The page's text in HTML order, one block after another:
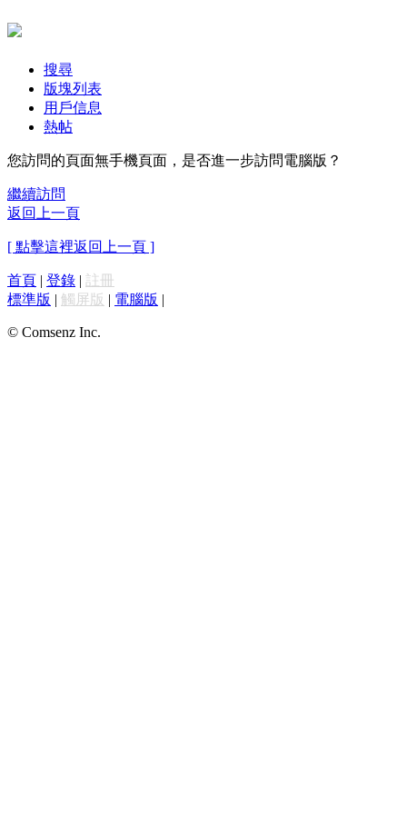
搜尋
版塊列表
用戶信息
熱帖
您訪問的頁面無手機頁面，是否進一步訪問電腦版？
繼續訪問
返回上一頁
[ 點擊這裡返回上一頁 ]
首頁 | 登錄 | 註冊
標準版 | 觸屏版 | 電腦版 |
© Comsenz Inc.